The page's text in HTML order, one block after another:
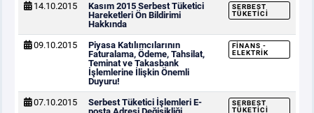
14.10.2015
Kasım 2015 Serbest Tüketici
Hareketleri Ön Bildirimi
Hakkında
SERBEST
TÜKETICI
09.10.2015
Piyasa Katılımcılarının
Faturalama, Ödeme, Tahsilat,
Teminat ve Takasbank
İşlemlerine İlişkin Önemli
Duyuru!
FINANS -
ELEKTRIK
07.10.2015
Serbest Tüketici İşlemleri E-
SERBEST
TÜKETICI